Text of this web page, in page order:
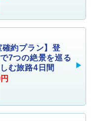
確約プラン】登
7つの絶景を巡る
む旅路4日間